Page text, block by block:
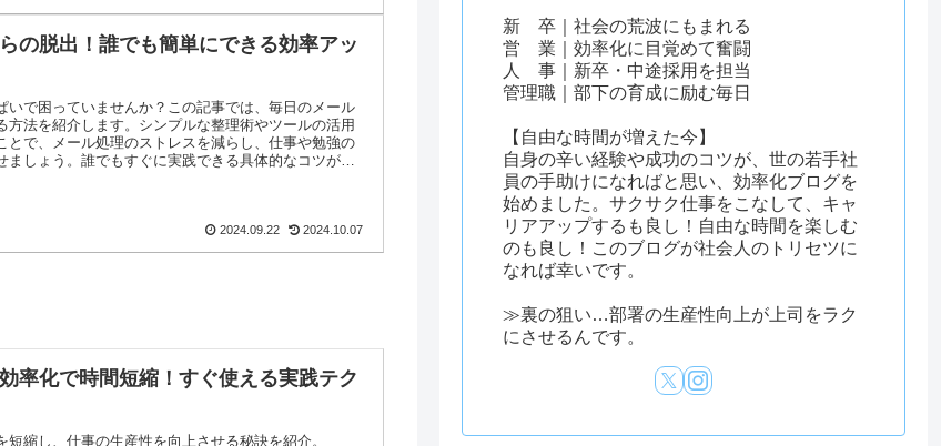
の脱出！誰でも簡単にできる効率アッ
いで困っていませんか？この記事では、毎日のメール
方法を紹介します。シンプルな整理術やツールの活用
とで、メール処理のストレスを減らし、仕事や勉強の
ましょう。誰でもすぐに実践できる具体的なコツが満
2024.09.22 2024.10.07
率化で時間短縮！すぐ使える実践テク
短縮し、仕事の生産性を向上させる秘訣を紹介。
新 卒｜社会の荒波にもまれる
営 業｜効率化に目覚めて奮闘
人 事｜新卒・中途採用を担当
管理職｜部下の育成に励む毎日
【自由な時間が増えた今】
自身の辛い経験や成功のコツが、世の若手社
員の手助けになればと思い、効率化ブログを
始めました。サクサク仕事をこなして、キャ
リアアップするも良し！自由な時間を楽しむ
のも良し！このブログが社会人のトリセツに
なれば幸いです。
≫裏の狙い…部署の生産性向上が上司をラク
にさせるんです。